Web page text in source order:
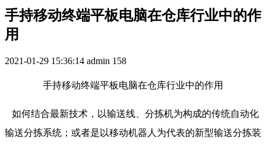
手持移动终端平板电脑在仓库行业中的作
用
2021-01-29 15:36:14 admin 158
手持移动终端平板电脑在仓库行业中的作用
如何结合最新技术，以输送线、分拣机为构成的传统自动化
输送分拣系统；或者是以移动机器人为代表的新型输送分拣装